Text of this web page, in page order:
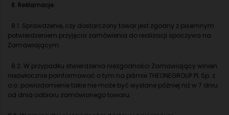
8. Reklamacje.
8.1. Sprawdzenie, czy dostarczony towar jest zgodny z pisemnym
potwierdzeniem przyjęcia zamówienia do realizacji spoczywa na
Zamawiającym.
8.2. W przypadku stwierdzenia niezgodności Zamawiający winien
niezwłocznie poinformować o tym na piśmie THEONEGROUP.PL Sp. z
o.o. powiadomienie takie nie może być wysłane później niż w 7 dniu
od dnia odbioru zamówionego towaru.